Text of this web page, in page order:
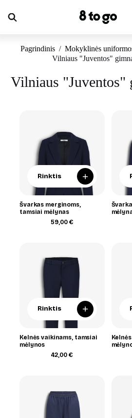
content
Pagrindinis / Mokyklinės
Vilniaus "Juventos"
Vilniaus "Juventos"
Rinktis +
Švarkas merginoms,
tamsiai mėlynas
59,00 €
Rinktis +
Kelnės vaikinams, tamsiai
mėlynos
42,00€